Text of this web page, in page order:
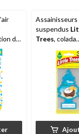
de
Assainisseurs
suspendus
Trees, colada
caribéen, paq.